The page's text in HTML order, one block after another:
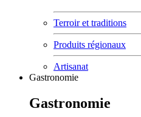
Terroir et traditions
Produits régionaux
Artisanat
Gastronomie
Gastronomie